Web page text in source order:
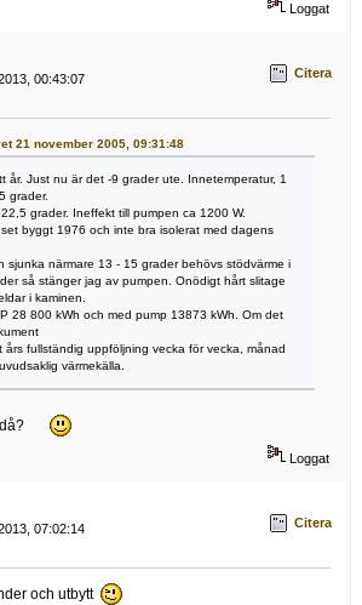
Loggat
00:43:07
Citera
21 november 2005, 09:31:48
år. Just nu är det -9 grader ute. Innetemperatur, 1
grader.
grader. Ineffekt till pumpen ca 1200 W.
byggt 1976 och inte bra isolerat med dagens
sjunka närmare 13 - 15 grader behövs stödvärme i
så stänger jag av pumpen. Onödigt hårt slitage
i kaminen.
28 800 kWh och med pump 13873 kWh. Om det
fullständig uppföljning vecka för vecka, månad
värmekälla.
då?
Loggat
07:02:14
Citera
och utbytt